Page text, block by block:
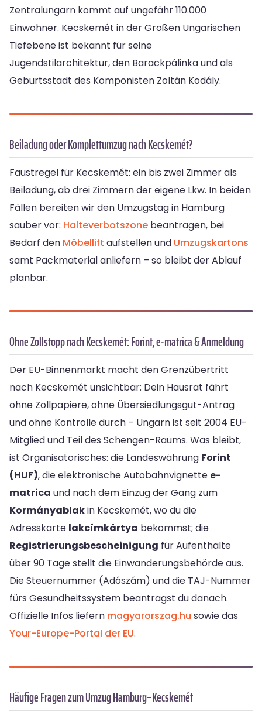
Zentralungarn kommt auf ungefähr 110.000
Einwohner. Kecskemét in der Großen Ungarischen
Tiefebene ist bekannt für seine
Jugendstilarchitektur, den Barackpálinka und als
Geburtsstadt des Komponisten Zoltán Kodály.
Beiladung oder Komplettumzug nach Kecskemét?
Faustregel für Kecskemét: ein bis zwei Zimmer als
Beiladung, ab drei Zimmern der eigene Lkw. In beiden
Fällen bereiten wir den Umzugstag in Hamburg
sauber vor: Halteverbotszone beantragen, bei
Bedarf den Möbellift aufstellen und Umzugskartons
samt Packmaterial anliefern – so bleibt der Ablauf
planbar.
Ohne Zollstopp nach Kecskemét: Forint, e-matrica & Anmeldung
Der EU-Binnenmarkt macht den Grenzübertritt
nach Kecskemét unsichtbar: Dein Hausrat fährt
ohne Zollpapiere, ohne Übersiedlungsgut-Antrag
und ohne Kontrolle durch – Ungarn ist seit 2004 EU-
Mitglied und Teil des Schengen-Raums. Was bleibt,
ist Organisatorisches: die Landeswährung Forint
(HUF), die elektronische Autobahnvignette e-
matrica und nach dem Einzug der Gang zum
Kormányablakin Kecskemét, wo du die
Adresskarte lakcímkártya bekommst; die
Registrierungsbescheinigung für Aufenthalte
über 90 Tage stellt die Einwanderungsbehörde aus.
Die Steuernummer (Adószám) und die TAJ-Nummer
fürs Gesundheitssystem beantragst du danach.
Offizielle Infos liefern magyarorszag.hu sowie das
Your-Europe-Portal der EU.
Häufige Fragen zum Umzug Hamburg–Kecskemét